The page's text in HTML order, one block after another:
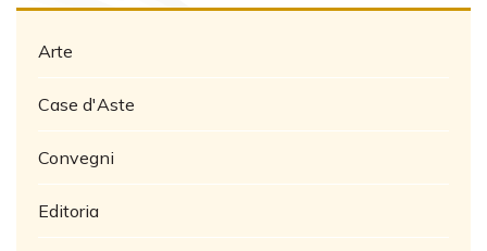
Arte
Case d'Aste
Convegni
Editoria